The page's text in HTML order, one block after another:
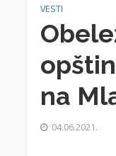
VESTI
na
04.06.2021.